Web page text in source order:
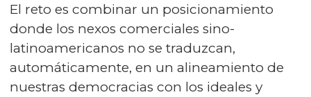
El reto es combinar un posicionamiento
donde los nexos comerciales sino-
latinoamericanos no se traduzcan,
automáticamente, en un alineamiento de
nuestras democracias con los ideales y